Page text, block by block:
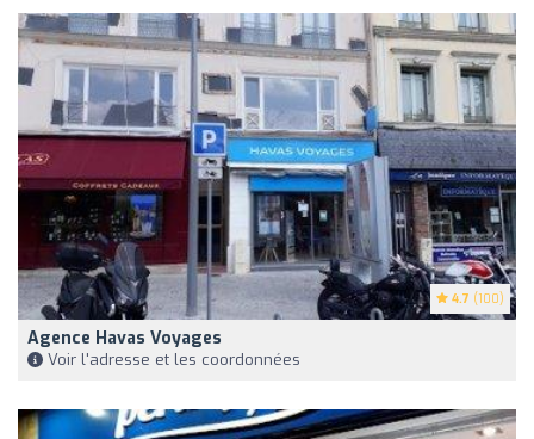
4.7 (100)
Agence Havas Voyages
Voir l'adresse et les coordonnées